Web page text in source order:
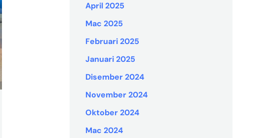
April 2025
Mac 2025
Februari 2025
Januari 2025
Disember 2024
November 2024
Oktober 2024
Mac 2024